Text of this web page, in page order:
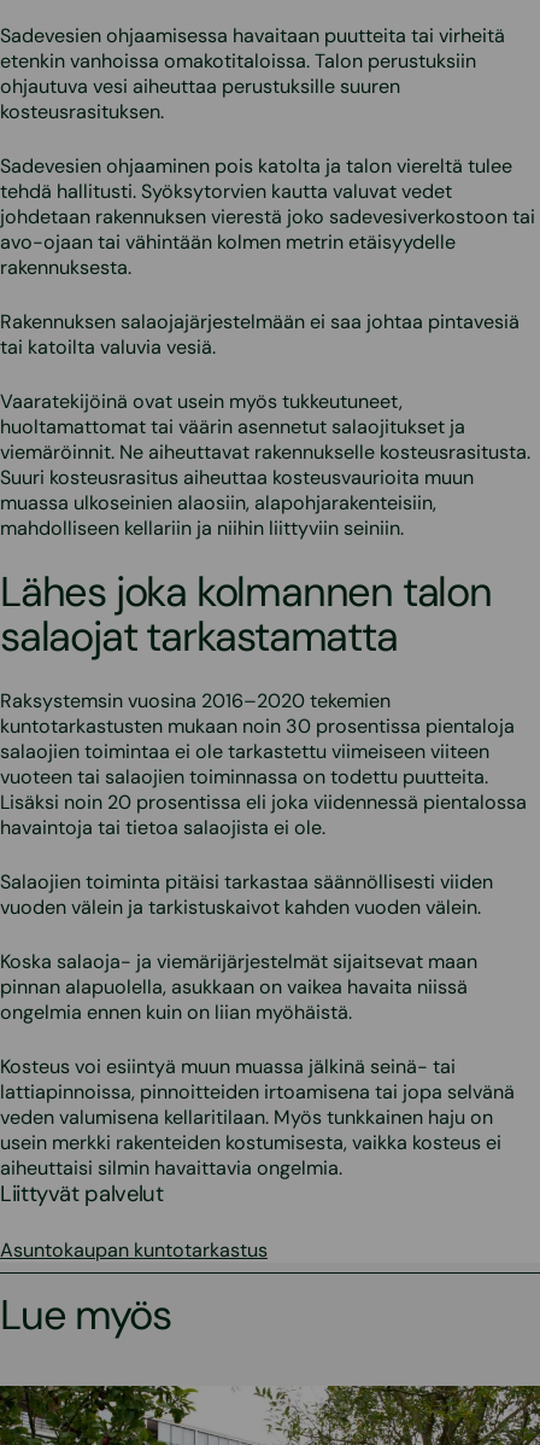
Sadevesien ohjaamisessa havaitaan puutteita tai virheitä
etenkin vanhoissa omakotitaloissa. Talon perustuksiin
ohjautuva vesi aiheuttaa perustuksille suuren
kosteusrasituksen.
Sadevesien ohjaaminen pois katolta ja talon viereltä tulee
tehdä hallitusti. Syöksytorvien kautta valuvat vedet
johdetaan rakennuksen vierestä joko sadevesiverkostoon tai
avo-ojaan tai vähintään kolmen metrin etäisyydelle
rakennuksesta.
Rakennuksen salaojajärjestelmään ei saa johtaa pintavesiä
tai katoilta valuvia vesiä.
Vaaratekijöinä ovat usein myös tukkeutuneet,
huoltamattomat tai väärin asennetut salaojitukset ja
viemäröinnit. Ne aiheuttavat rakennukselle kosteusrasitusta.
Suuri kosteusrasitus aiheuttaa kosteusvaurioita muun
muassa ulkoseinien alaosiin, alapohjarakenteisiin,
mahdolliseen kellariin ja niihin liittyviin seiniin.
Lähes joka kolmannen talon
salaojat tarkastamatta
Raksystemsin vuosina 2016–2020 tekemien
kuntotarkastusten mukaan noin 30 prosentissa pientaloja
salaojien toimintaa ei ole tarkastettu viimeiseen viiteen
vuoteen tai salaojien toiminnassa on todettu puutteita.
Lisäksi noin 20 prosentissa eli joka viidennessä pientalossa
havaintoja tai tietoa salaojista ei ole.
Salaojien toiminta pitäisi tarkastaa säännöllisesti viiden
vuoden välein ja tarkistuskaivot kahden vuoden välein.
Koska salaoja- ja viemärijärjestelmät sijaitsevat maan
pinnan alapuolella, asukkaan on vaikea havaita niissä
ongelmia ennen kuin on liian myöhäistä.
Kosteus voi esiintyä muun muassa jälkinä seinä- tai
lattiapinnoissa, pinnoitteiden irtoamisena tai jopa selvänä
veden valumisena kellaritilaan. Myös tunkkainen haju on
usein merkki rakenteiden kostumisesta, vaikka kosteus ei
aiheuttaisi silmin havaittavia ongelmia.
Liittyvät palvelut
Asuntokaupan kuntotarkastus
Lue myös